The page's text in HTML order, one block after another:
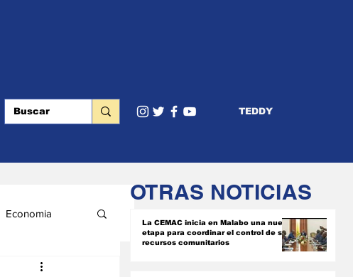
TEDDY
Economia
INTERIOR
OTRAS NOTICIAS
La CEMAC inicia en Malabo una nueva
etapa para coordinar el control de sus
recursos comunitarios